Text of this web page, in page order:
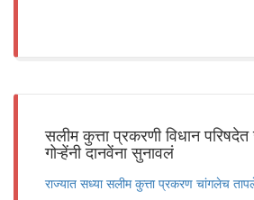
सलीम कुत्ता प्रकरणी विधान
गोऱ्हेंनी दानवेंना सुनावलं
राज्यात सध्या सलीम कुत्ता प्रकरण चांगलेच